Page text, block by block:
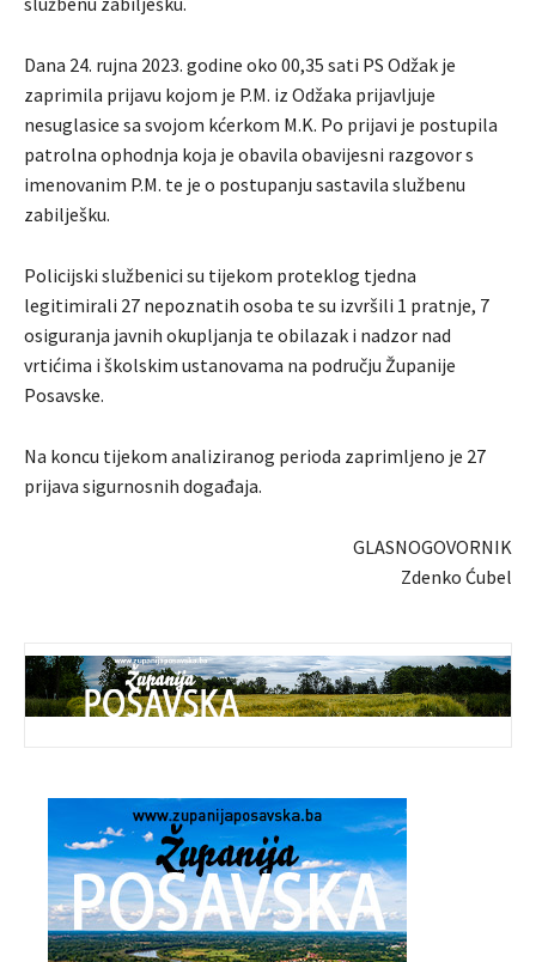
Dana 24. rujna 2023. godine oko 00,35 sati PS Odžak je
zaprimila prijavu kojom je P.M. iz Odžaka prijavljuje
nesuglasice sa svojom kćerkom M.K. Po prijavi je postupila
patrolna ophodnja koja je obavila obavijesni razgovor s
imenovanim P.M. te je o postupanju sastavila službenu
zabilješku.
Policijski službenici su tijekom proteklog tjedna
legitimirali 27 nepoznatih osoba te su izvršili 1 pratnje, 7
osiguranja javnih okupljanja te obilazak i nadzor nad
vrtićima i školskim ustanovama na području Županije
Posavske.
Na koncu tijekom analiziranog perioda zaprimljeno je 27
prijava sigurnosnih događaja.
GLASNOGOVORNIK
Zdenko Ćubel